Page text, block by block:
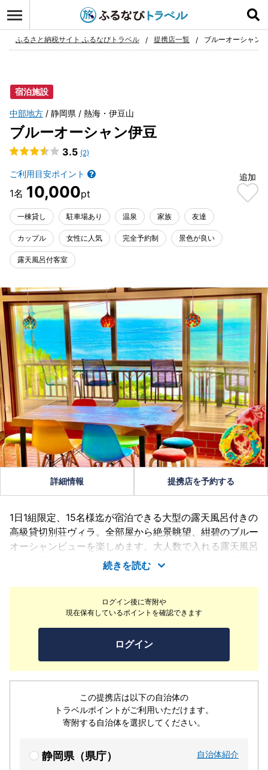
お気に入り
ふるさと納税サイト ふるなびトラベル 提携店一覧 ブルーオーシャン
宿泊施設
中部地方 静岡県 熱海・伊豆山
ブルーオーシャン伊豆
3.5 (2)
ご利用目安ポイント
10,000
追加
一棟貸し 駐車場あり 温泉 家族 友達
カップル 女性に人気 完全予約制 景色が良い
露天風呂付客室
ログイン後に寄附や
現在保有しているポイントを確認できます
ログイン
この提携店は以下の自治体の
トラベルポイントがご利用いただけます。
寄附する自治体を選択してください。
静岡県（県庁） 自治体紹介
詳細情報 提携店を予約する
1日1組限定、15名様迄が宿泊できる大型の露天風呂付きの
高級貸切別荘ヴィラ。全部屋から絶景眺望、紺碧のブルー
オーシャンビューを楽しめます。大人数で入れる露天風呂
から見下ろす大海原では早朝の漁風景が見れます。夜には
満天の星空を見上げながら入浴。お子様がお庭の遊具で遊
ぶのを眺めながら、大人は屋根付きBBQでゆっくりお過ご
し頂けます。ドラマや映画、コマーシャル、雑誌の撮影、
披露宴や前撮りでもご利用頂いております。ゼミ、合宿、
会議、同窓会、各種教室、イベント等にもご利用頂いてお
ります。寝室はスクリーンや仕切りで3部屋に分ける事が
出来ます。大人数で入れる露天風呂、内風呂温泉、トイレ
公式ページにてご確認をお願いします。Blue Ocean IZu
から見える、初島花火大会もお楽しみ頂けます。
続きを読む